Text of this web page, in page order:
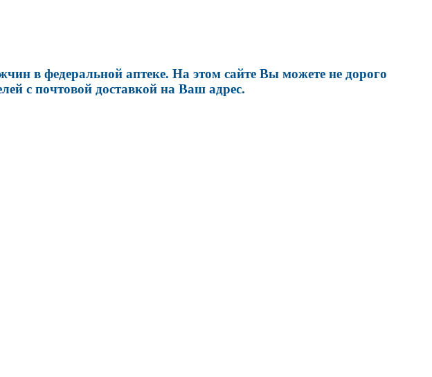
в федеральной аптеке. На этом сайте Вы можете не дорого
с почтовой доставкой на Ваш адрес.